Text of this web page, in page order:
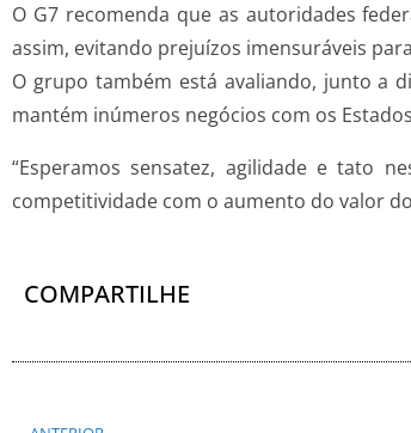
O G7 recomenda que as autoridades
assim, evitando prejuízos imensuráveis
O grupo também está avaliando, junto a
mantém inúmeros negócios com os
“Esperamos sensatez, agilidade e tato
competitividade com o aumento do valor
COMPARTILHE